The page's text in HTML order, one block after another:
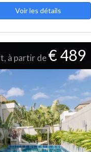
Voir les détails
à partir de€ 489